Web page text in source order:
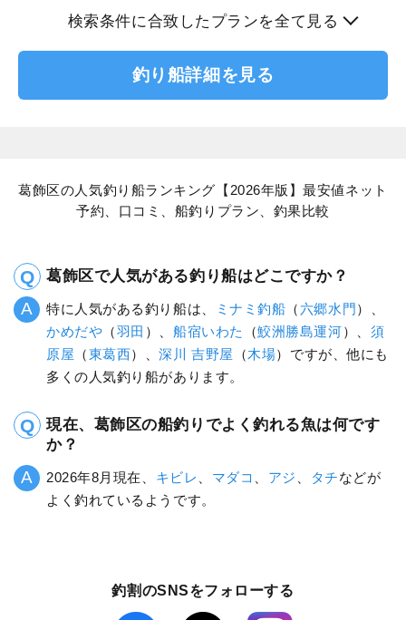
検索条件に合致したプランを全て見る
釣り船詳細を見る
葛飾区の人気釣り船ランキング【2026年版】最安値ネット
予約、口コミ、船釣りプラン、釣果比較
葛飾区で人気がある釣り船はどこですか？
特に人気がある釣り船は、 ミナミ釣船 （ 六郷水門）、
かめだや （羽田 ）、 船宿いわた （鮫洲勝島運河）、 須
原屋 （東葛西）、深川 吉野屋 （木場）ですが、他にも
多くの人気釣り船があります。
現在、葛飾区の船釣りでよく釣れる魚は何です
か？
2026年8月現在、 キビレ 、 マダコ 、 アジ 、 タチなどが
よく釣れているようです。
釣割のSNSをフォローする